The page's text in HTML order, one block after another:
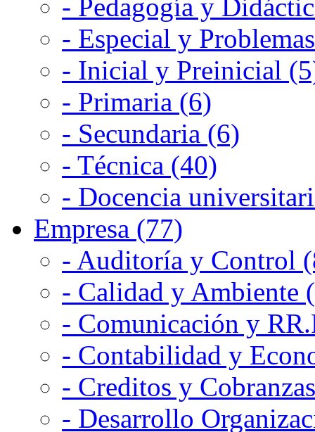
- Pedagogía y
- Especial y
- Inicial y Preinicial
- Primaria (6)
- Secundaria (6)
- Técnica (40)
- Docencia
Empresa (77)
- Auditoría y Control
- Calidad y Ambiente
- Comunicación y
- Contabilidad y
- Creditos y
- Desarrollo